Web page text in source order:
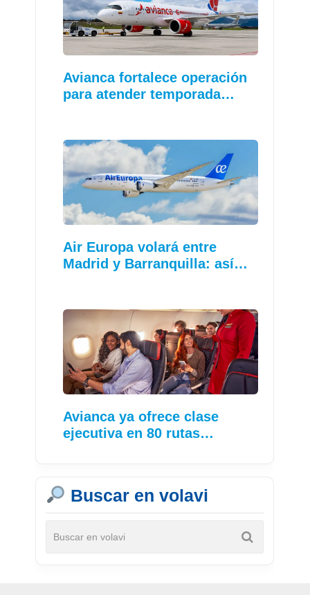
Avianca fortalece operación
para atender temporada…
Air Europa volará entre
Madrid y Barranquilla: así…
Avianca ya ofrece clase
ejecutiva en 80 rutas…
Buscar en volavi